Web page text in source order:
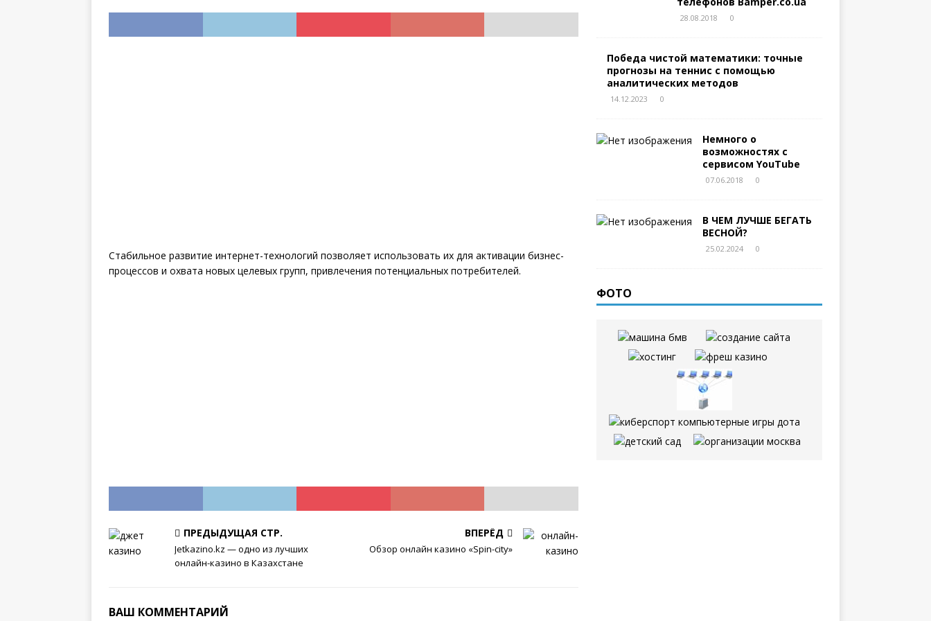
Стабильное развитие интернет-технологий позволяет использовать их для активации бизнес-
процессов и охвата новых целевых групп, привлечения потенциальных потребителей.
ПРЕДЫДУЩАЯ СТР.
Jetkazino.kz — одно из лучших
онлайн-казино в Казахстане
ВПЕРЁД
Обзор онлайн казино «Spin-city»
ВАШ КОММЕНТАРИЙ
28.08.2018 0
Победа чистой математики: точные
прогнозы на теннис с помощью
аналитических методов
14.12.2023 0
Немного о
возможностях с
сервисом YouTube
07.06.2018 0
В ЧЕМ ЛУЧШЕ БЕГАТЬ
ВЕСНОЙ?
25.02.2024 0
ФОТО